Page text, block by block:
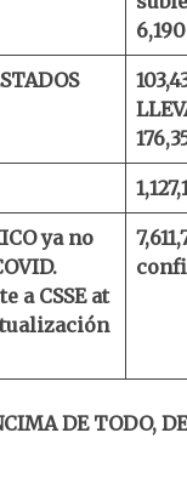
6,190
ya no
a CSSE at
DE TODO,